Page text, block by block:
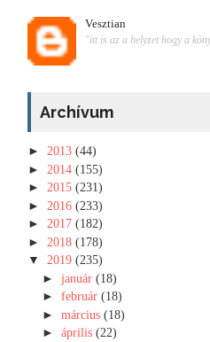
Vesztian
"itt is az a helyzet hogy a
Archívum
► 2013 (44)
► 2014 (155)
► 2015 (231)
► 2016 (233)
► 2017 (182)
► 2018 (178)
▼ 2019 (235)
►január(18)
►február(18)
►március(18)
►április(22)